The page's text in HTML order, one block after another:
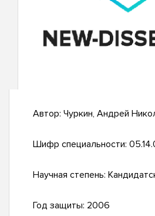
Автор: Чуркин, Андрей
Шифр специальности:
Научная степень:
Год защиты: 2006